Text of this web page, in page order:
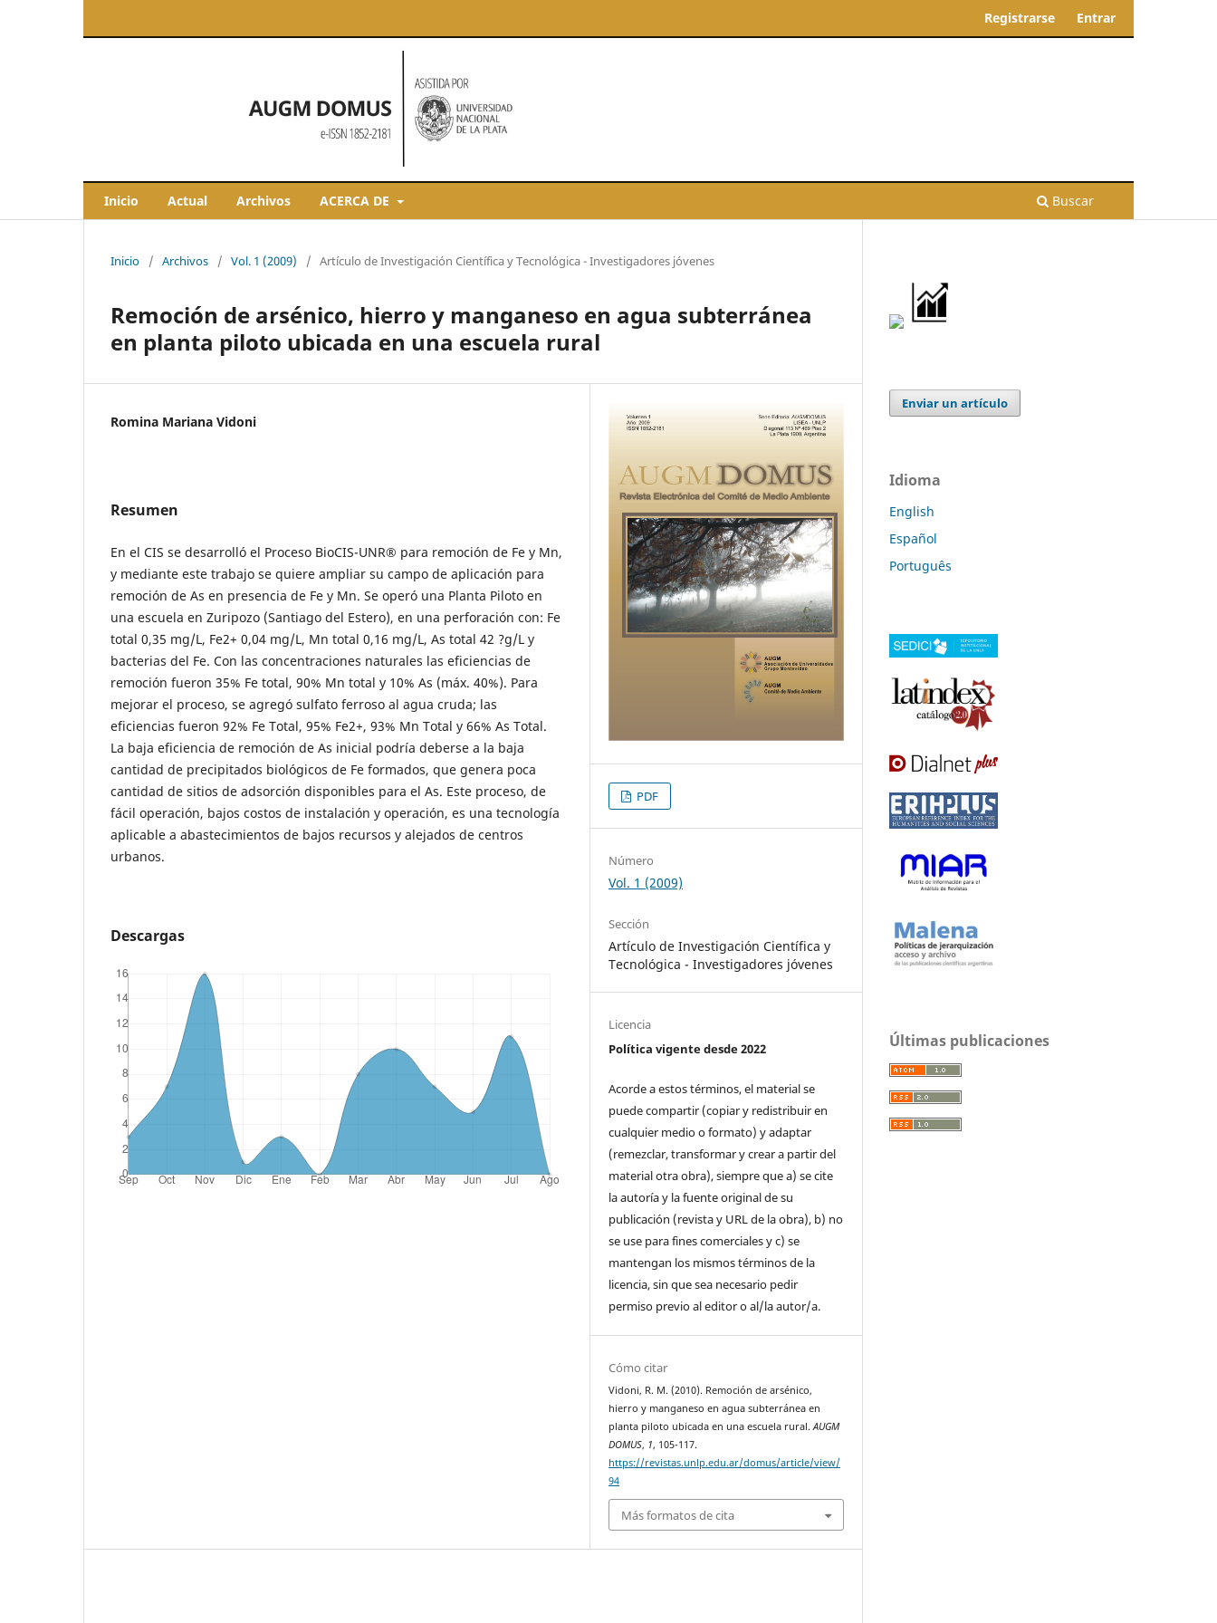
Inicio Actual Archivos ACERCA DE Buscar
Registrarse Entrar
Inicio / Archivos / Vol. 1 (2009) / Artículo de Investigación Científica y Tecnológica - Investigadores jóvenes
Remoción de arsénico, hierro y manganeso en agua subterránea
en planta piloto ubicada en una escuela rural
Romina Mariana Vidoni
Resumen
En el CIS se desarrolló el Proceso BioCIS-UNR® para remoción de Fe y Mn,
y mediante este trabajo se quiere ampliar su campo de aplicación para
remoción de As en presencia de Fe y Mn. Se operó una Planta Piloto en
una escuela en Zuripozo (Santiago del Estero), en una perforación con: Fe
total 0,35 mg/L, Fe2+ 0,04 mg/L, Mn total 0,16 mg/L, As total 42 ?g/L y
bacterias del Fe. Con las concentraciones naturales las eficiencias de
remoción fueron 35% Fe total, 90% Mn total y 10% As (máx. 40%). Para
mejorar el proceso, se agregó sulfato ferroso al agua cruda; las
eficiencias fueron 92% Fe Total, 95% Fe2+, 93% Mn Total y 66% As Total.
La baja eficiencia de remoción de As inicial podría deberse a la baja
cantidad de precipitados biológicos de Fe formados, que genera poca
cantidad de sitios de adsorción disponibles para el As. Este proceso, de
fácil operación, bajos costos de instalación y operación, es una tecnología
aplicable a abastecimientos de bajos recursos y alejados de centros
urbanos.
Descargas
PDF
Número
Vol. 1 (2009)
Sección
Artículo de Investigación Científica y
Tecnológica - Investigadores jóvenes
Licencia
Política vigente desde 2022
Acorde a estos términos, el material se
puede compartir (copiar y redistribuir en
cualquier medio o formato) y adaptar
(remezclar, transformar y crear a partir del
material otra obra), siempre que a) se cite
la autoría y la fuente original de su
publicación (revista y URL de la obra), b) no
se use para fines comerciales y c) se
mantengan los mismos términos de la
licencia, sin que sea necesario pedir
permiso previo al editor o al/la autor/a.
Cómo citar
Vidoni, R. M. (2010). Remoción de arsénico,
hierro y manganeso en agua subterránea en
planta piloto ubicada en una escuela rural.AUGM
DOMUS, 1, 105-117.
https://revistas.unlp.edu.ar/domus/article/view/
94
Más formatos de cita
Enviar un artículo
Idioma
English
Español
Português
Últimas publicaciones